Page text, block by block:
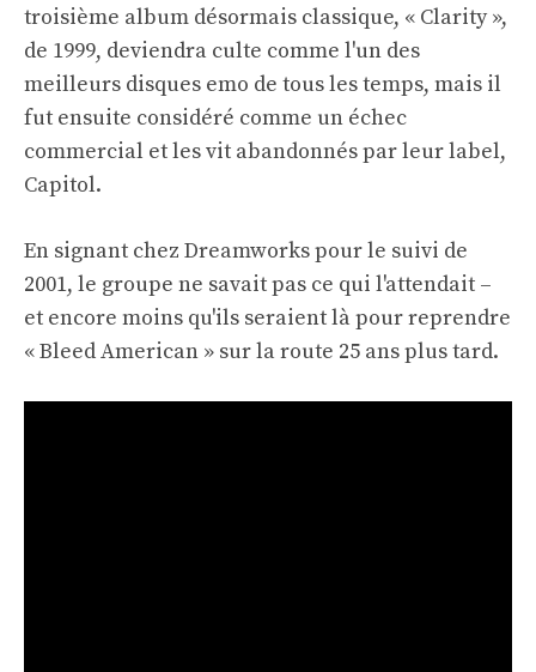
troisième album désormais classique, « Clarity »,
de 1999, deviendra culte comme l'un des
meilleurs disques emo de tous les temps, mais il
fut ensuite considéré comme un échec
commercial et les vit abandonnés par leur label,
Capitol.
En signant chez Dreamworks pour le suivi de
2001, le groupe ne savait pas ce qui l'attendait –
et encore moins qu'ils seraient là pour reprendre
« Bleed American » sur la route 25 ans plus tard.